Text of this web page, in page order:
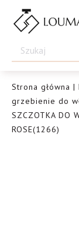
Przejdź
Strona główna |
grzebienie do
SZCZOTKA DO
ROSE(1266)